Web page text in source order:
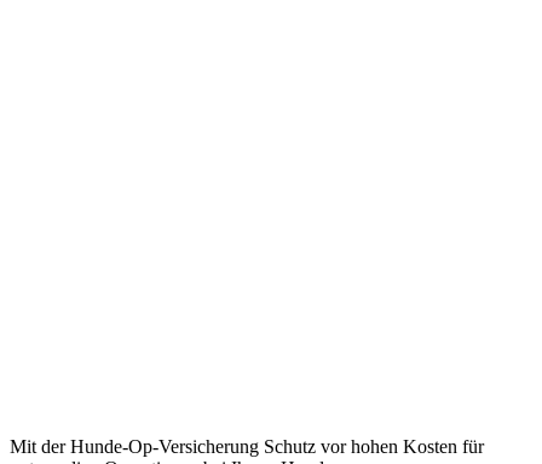
Mit der Hunde-Op-Versicherung Schutz vor hohen Kosten für